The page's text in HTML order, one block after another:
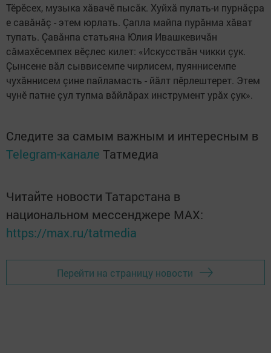
Тӗрӗсех, музыка хăвачӗ пысăк. Хуйхă пулать-и пурнăçра
е савăнăç - этем юрлать. Çапла майпа пурăнма хăват
тупать. Çавăнпа статьяна Юлия Ивашкевичăн
сăмахӗсемпех вӗçлес килет: «Искусствăн чикки çук.
Çынсене вăл сыввисемпе чирлисем, пуяннисемпе
чухăннисем çине пайламасть - йăлт пӗрлештерет. Этем
чунӗ патне çул тупма вăйлăрах инструмент урăх çук».
Следите за самым важным и интересным в
Telegram-канале Татмедиа
Читайте новости Татарстана в
национальном мессенджере MАХ:
https://max.ru/tatmedia
Перейти на страницу новости